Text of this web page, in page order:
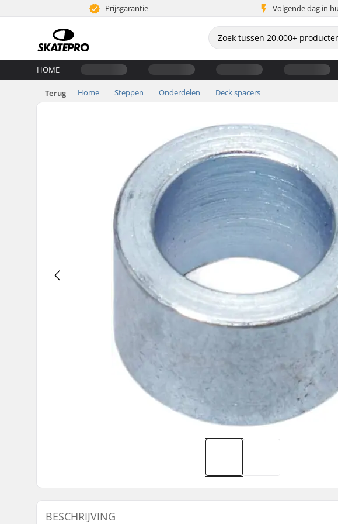
Prijsgarantie Volgende dag in
HOME
Terug Home Steppen Onderdelen Deck spacers
BESCHRIJVING